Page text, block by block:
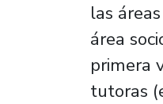
las
área
primera
tutoras